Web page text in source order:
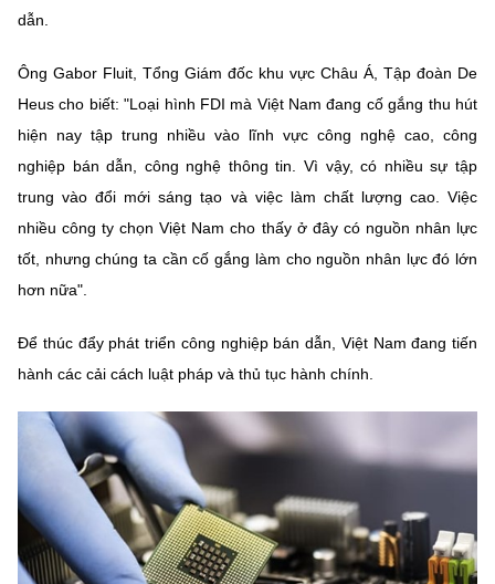
Điều khoản sử dụng
Cơ quan chủ quản: Bộ Khoa học và Công nghệ (MST)
Chịu trách nhiệm nội dung: Nguyễn Thị Hải Hằng
Giám đốc Trung tâm Truyền thông Khoa học và Công nghệ.
Liên hệ
Địa chỉ: Ban Biên tập Cổng TTĐT - 18 Nguyễn Du, TP. Hà Nội
stc@mst.gov.vn
©2026 Bản quyền thuộc Bộ Khoa Học và Công Nghệ
(Ghi rõ nguồn "https://mst.gov.vn" khi phát hành lại thông tin từ
dẫn.
Ông Gabor Fluit, Tổng Giám đốc khu vực Châu Á, Tập đoàn De
Heus cho biết: "Loại hình FDI mà Việt Nam đang cố gắng thu hút
hiện nay tập trung nhiều vào lĩnh vực công nghệ cao, công
nghiệp bán dẫn, công nghệ thông tin. Vì vậy, có nhiều sự tập
trung vào đổi mới sáng tạo và việc làm chất lượng cao. Việc
nhiều công ty chọn Việt Nam cho thấy ở đây có nguồn nhân lực
tốt, nhưng chúng ta cần cố gắng làm cho nguồn nhân lực đó lớn
hơn nữa".
Để thúc đẩy phát triển công nghiệp bán dẫn, Việt Nam đang tiến
hành các cải cách luật pháp và thủ tục hành chính.